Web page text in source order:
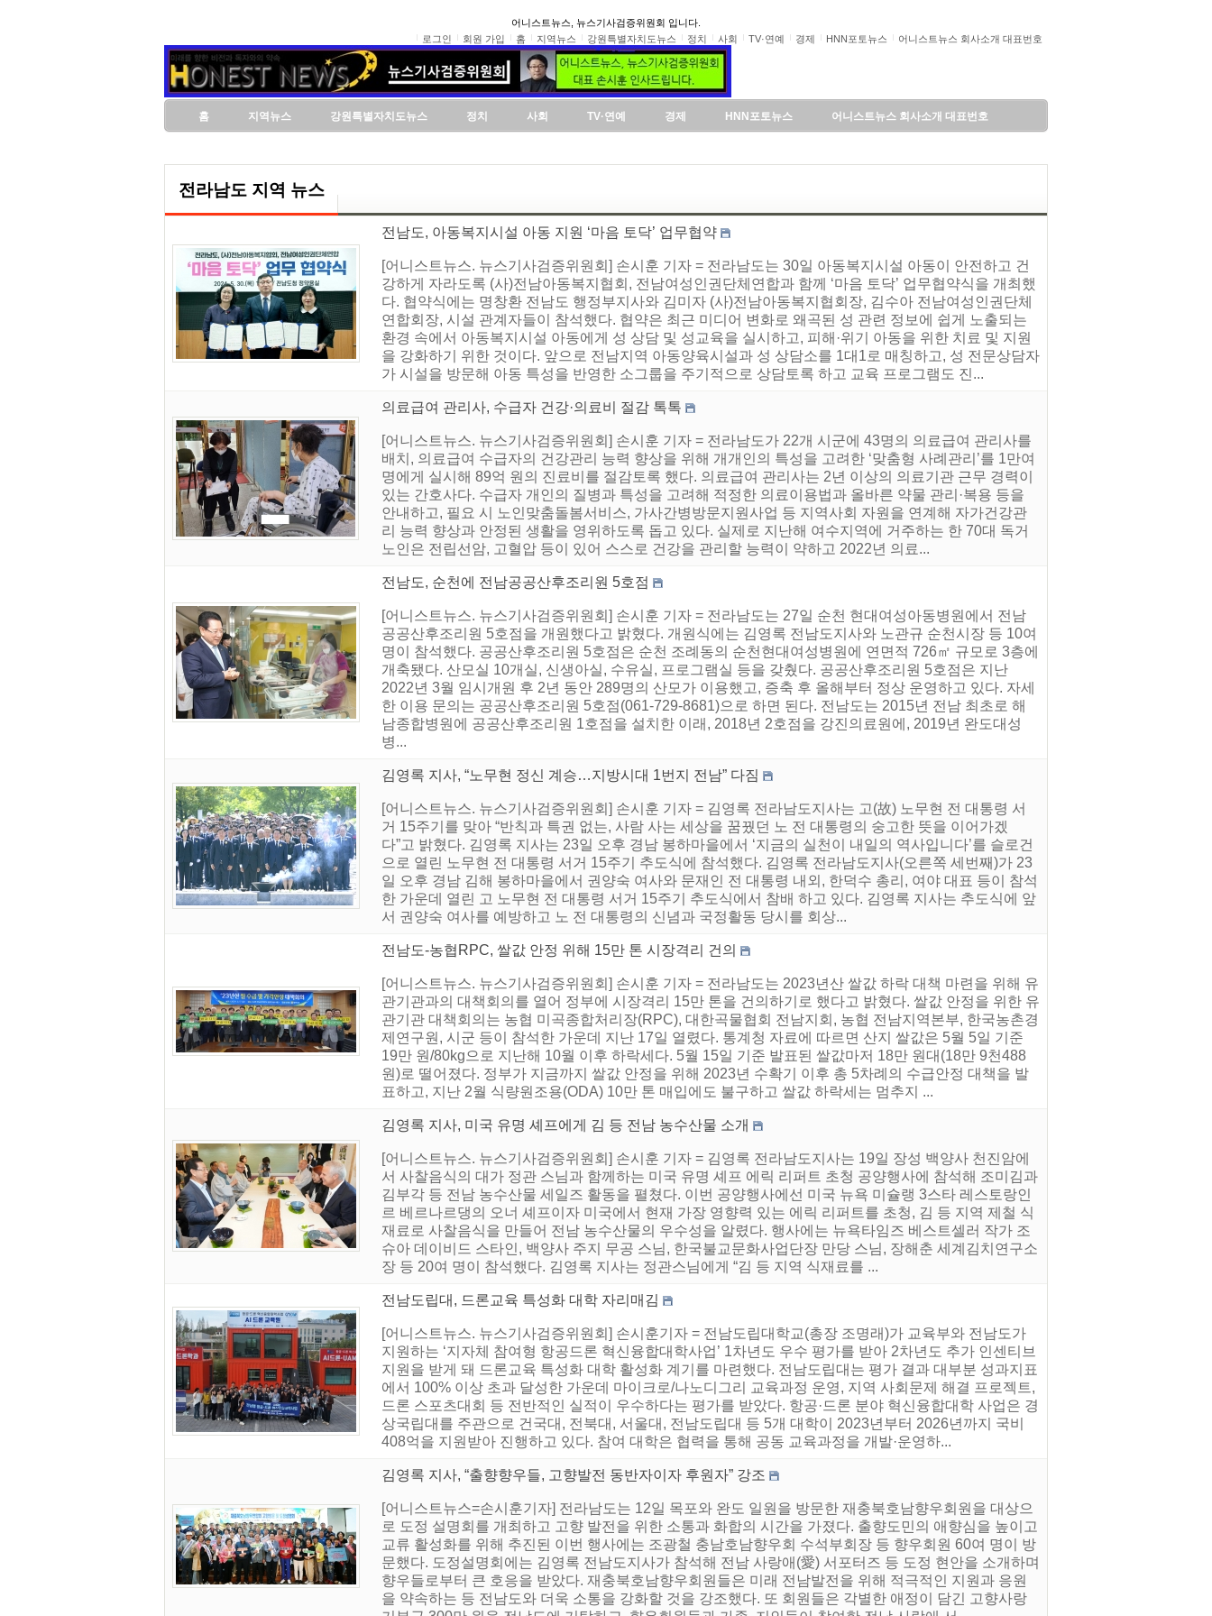
어니스트뉴스, 뉴스기사검증위원회 입니다.
로그인
회원 가입 홈 지역뉴스 강원특별자치도뉴스 정치 사회 TV·연예 경제 HNN포토뉴스 어니스트뉴스 회사소개 대표번호
홈 지역뉴스 강원특별자치도뉴스 정치 사회 TV·연예 경제 HNN포토뉴스 어니스트뉴스 회사소개 대표번호
전라남도 지역 뉴스
전남도, 아동복지시설 아동 지원 ‘마음 토닥’ 업무협약
[어니스트뉴스. 뉴스기사검증위원회] 손시훈 기자 = 전라남도는 30일 아동복지시설 아동이 안전하고 건
강하게 자라도록 (사)전남아동복지협회, 전남여성인권단체연합과 함께 ‘마음 토닥’ 업무협약식을 개최했
다. 협약식에는 명창환 전남도 행정부지사와 김미자 (사)전남아동복지협회장, 김수아 전남여성인권단체
연합회장, 시설 관계자들이 참석했다. 협약은 최근 미디어 변화로 왜곡된 성 관련 정보에 쉽게 노출되는
환경 속에서 아동복지시설 아동에게 성 상담 및 성교육을 실시하고, 피해·위기 아동을 위한 치료 및 지원
을 강화하기 위한 것이다. 앞으로 전남지역 아동양육시설과 성 상담소를 1대1로 매칭하고, 성 전문상담자
가 시설을 방문해 아동 특성을 반영한 소그룹을 주기적으로 상담토록 하고 교육 프로그램도 진...
의료급여 관리사, 수급자 건강·의료비 절감 톡톡
[어니스트뉴스. 뉴스기사검증위원회] 손시훈 기자 = 전라남도가 22개 시군에 43명의 의료급여 관리사를
배치, 의료급여 수급자의 건강관리 능력 향상을 위해 개개인의 특성을 고려한 ‘맞춤형 사례관리’를 1만여
명에게 실시해 89억 원의 진료비를 절감토록 했다. 의료급여 관리사는 2년 이상의 의료기관 근무 경력이
있는 간호사다. 수급자 개인의 질병과 특성을 고려해 적정한 의료이용법과 올바른 약물 관리·복용 등을
안내하고, 필요 시 노인맞춤돌봄서비스, 가사간병방문지원사업 등 지역사회 자원을 연계해 자가건강관
리 능력 향상과 안정된 생활을 영위하도록 돕고 있다. 실제로 지난해 여수지역에 거주하는 한 70대 독거
노인은 전립선암, 고혈압 등이 있어 스스로 건강을 관리할 능력이 약하고 2022년 의료...
전남도, 순천에 전남공공산후조리원 5호점
[어니스트뉴스. 뉴스기사검증위원회] 손시훈 기자 = 전라남도는 27일 순천 현대여성아동병원에서 전남
공공산후조리원 5호점을 개원했다고 밝혔다. 개원식에는 김영록 전남도지사와 노관규 순천시장 등 10여
명이 참석했다. 공공산후조리원 5호점은 순천 조례동의 순천현대여성병원에 연면적 726㎡ 규모로 3층에
개축됐다. 산모실 10개실, 신생아실, 수유실, 프로그램실 등을 갖췄다. 공공산후조리원 5호점은 지난
2022년 3월 임시개원 후 2년 동안 289명의 산모가 이용했고, 증축 후 올해부터 정상 운영하고 있다. 자세
한 이용 문의는 공공산후조리원 5호점(061-729-8681)으로 하면 된다. 전남도는 2015년 전남 최초로 해
남종합병원에 공공산후조리원 1호점을 설치한 이래, 2018년 2호점을 강진의료원에, 2019년 완도대성
병...
김영록 지사, “노무현 정신 계승…지방시대 1번지 전남” 다짐
[어니스트뉴스. 뉴스기사검증위원회] 손시훈 기자 = 김영록 전라남도지사는 고(故) 노무현 전 대통령 서
거 15주기를 맞아 “반칙과 특권 없는, 사람 사는 세상을 꿈꿨던 노 전 대통령의 숭고한 뜻을 이어가겠
다”고 밝혔다. 김영록 지사는 23일 오후 경남 봉하마을에서 ‘지금의 실천이 내일의 역사입니다’를 슬로건
으로 열린 노무현 전 대통령 서거 15주기 추도식에 참석했다. 김영록 전라남도지사(오른쪽 세번째)가 23
일 오후 경남 김해 봉하마을에서 권양숙 여사와 문재인 전 대통령 내외, 한덕수 총리, 여야 대표 등이 참석
한 가운데 열린 고 노무현 전 대통령 서거 15주기 추도식에서 참배 하고 있다. 김영록 지사는 추도식에 앞
서 권양숙 여사를 예방하고 노 전 대통령의 신념과 국정활동 당시를 회상...
전남도-농협RPC, 쌀값 안정 위해 15만 톤 시장격리 건의
[어니스트뉴스. 뉴스기사검증위원회] 손시훈 기자 = 전라남도는 2023년산 쌀값 하락 대책 마련을 위해 유
관기관과의 대책회의를 열어 정부에 시장격리 15만 톤을 건의하기로 했다고 밝혔다. 쌀값 안정을 위한 유
관기관 대책회의는 농협 미곡종합처리장(RPC), 대한곡물협회 전남지회, 농협 전남지역본부, 한국농촌경
제연구원, 시군 등이 참석한 가운데 지난 17일 열렸다. 통계청 자료에 따르면 산지 쌀값은 5월 5일 기준
19만 원/80kg으로 지난해 10월 이후 하락세다. 5월 15일 기준 발표된 쌀값마저 18만 원대(18만 9천488
원)로 떨어졌다. 정부가 지금까지 쌀값 안정을 위해 2023년 수확기 이후 총 5차례의 수급안정 대책을 발
표하고, 지난 2월 식량원조용(ODA) 10만 톤 매입에도 불구하고 쌀값 하락세는 멈추지 ...
김영록 지사, 미국 유명 셰프에게 김 등 전남 농수산물 소개
[어니스트뉴스. 뉴스기사검증위원회] 손시훈 기자 = 김영록 전라남도지사는 19일 장성 백양사 천진암에
서 사찰음식의 대가 정관 스님과 함께하는 미국 유명 셰프 에릭 리퍼트 초청 공양행사에 참석해 조미김과
김부각 등 전남 농수산물 세일즈 활동을 펼쳤다. 이번 공양행사에선 미국 뉴욕 미슐랭 3스타 레스토랑인
르 베르나르댕의 오너 셰프이자 미국에서 현재 가장 영향력 있는 에릭 리퍼트를 초청, 김 등 지역 제철 식
재료로 사찰음식을 만들어 전남 농수산물의 우수성을 알렸다. 행사에는 뉴욕타임즈 베스트셀러 작가 조
슈아 데이비드 스타인, 백양사 주지 무공 스님, 한국불교문화사업단장 만당 스님, 장해춘 세계김치연구소
장 등 20여 명이 참석했다. 김영록 지사는 정관스님에게 “김 등 지역 식재료를 ...
전남도립대, 드론교육 특성화 대학 자리매김
[어니스트뉴스. 뉴스기사검증위원회] 손시훈기자 = 전남도립대학교(총장 조명래)가 교육부와 전남도가
지원하는 ‘지자체 참여형 항공드론 혁신융합대학사업’ 1차년도 우수 평가를 받아 2차년도 추가 인센티브
지원을 받게 돼 드론교육 특성화 대학 활성화 계기를 마련했다. 전남도립대는 평가 결과 대부분 성과지표
에서 100% 이상 초과 달성한 가운데 마이크로/나노디그리 교육과정 운영, 지역 사회문제 해결 프로젝트,
드론 스포츠대회 등 전반적인 실적이 우수하다는 평가를 받았다. 항공·드론 분야 혁신융합대학 사업은 경
상국립대를 주관으로 건국대, 전북대, 서울대, 전남도립대 등 5개 대학이 2023년부터 2026년까지 국비
408억을 지원받아 진행하고 있다. 참여 대학은 협력을 통해 공동 교육과정을 개발·운영하...
김영록 지사, “출향향우들, 고향발전 동반자이자 후원자” 강조
[어니스트뉴스=손시훈기자] 전라남도는 12일 목포와 완도 일원을 방문한 재충북호남향우회원을 대상으
로 도정 설명회를 개최하고 고향 발전을 위한 소통과 화합의 시간을 가졌다. 출향도민의 애향심을 높이고
교류 활성화를 위해 추진된 이번 행사에는 조광철 충남호남향우회 수석부회장 등 향우회원 60여 명이 방
문했다. 도정설명회에는 김영록 전남도지사가 참석해 전남 사랑애(愛) 서포터즈 등 도정 현안을 소개하며
향우들로부터 큰 호응을 받았다. 재충북호남향우회원들은 미래 전남발전을 위해 적극적인 지원과 응원
을 약속하는 등 전남도와 더욱 소통을 강화할 것을 강조했다. 또 회원들은 각별한 애정이 담긴 고향사랑